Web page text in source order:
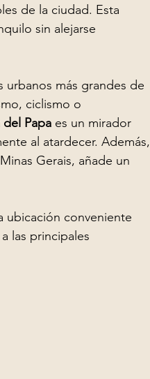
de la ciudad. Esta
sin alejarse
urbanos más grandes de
ciclismo o
del Papa es un mirador
al atardecer. Además,
Gerais, añade un
ubicación conveniente
las principales